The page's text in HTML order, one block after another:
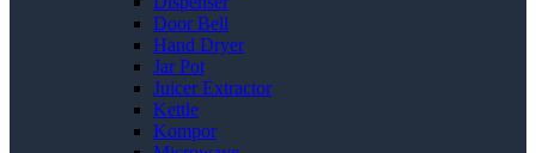
Door Bell
Hand Dryer
Jar Pot
Juicer Extractor
Kettle
Kompor